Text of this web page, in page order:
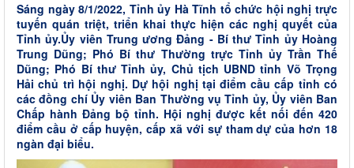
Sáng ngày 8/1/2022, Tỉnh ủy Hà Tĩnh tổ chức hội nghị trực
tuyến quán triệt, triển khai thực hiện các nghị quyết của
Tỉnh ủy.Ủy viên Trung ương Đảng - Bí thư Tỉnh ủy Hoàng
Trung Dũng; Phó Bí thư Thường trực Tỉnh ủy Trần Thế
Dũng; Phó Bí thư Tỉnh ủy, Chủ tịch UBND tỉnh Võ Trọng
Hải chủ trì hội nghị. Dự hội nghị tại điểm cầu cấp tỉnh có
các đồng chí Ủy viên Ban Thường vụ Tỉnh ủy, Ủy viên Ban
Chấp hành Đảng bộ tỉnh. Hội nghị được kết nối đến 420
điểm cầu ở cấp huyện, cấp xã với sự tham dự của hơn 18
ngàn đại biểu.